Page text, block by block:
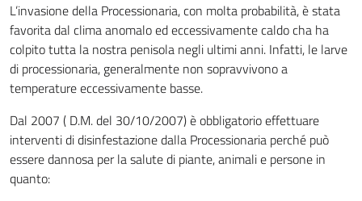
L’invasione della Processionaria, con molta probabilità, è stata
favorita dal clima anomalo ed eccessivamente caldo cha ha
colpito tutta la nostra penisola negli ultimi anni. Infatti, le larve
di processionaria, generalmente non sopravvivono a
temperature eccessivamente basse.
Dal 2007 ( D.M. del 30/10/2007) è obbligatorio effettuare
interventi di disinfestazione dalla Processionaria perché può
essere dannosa per la salute di piante, animali e persone in
quanto: